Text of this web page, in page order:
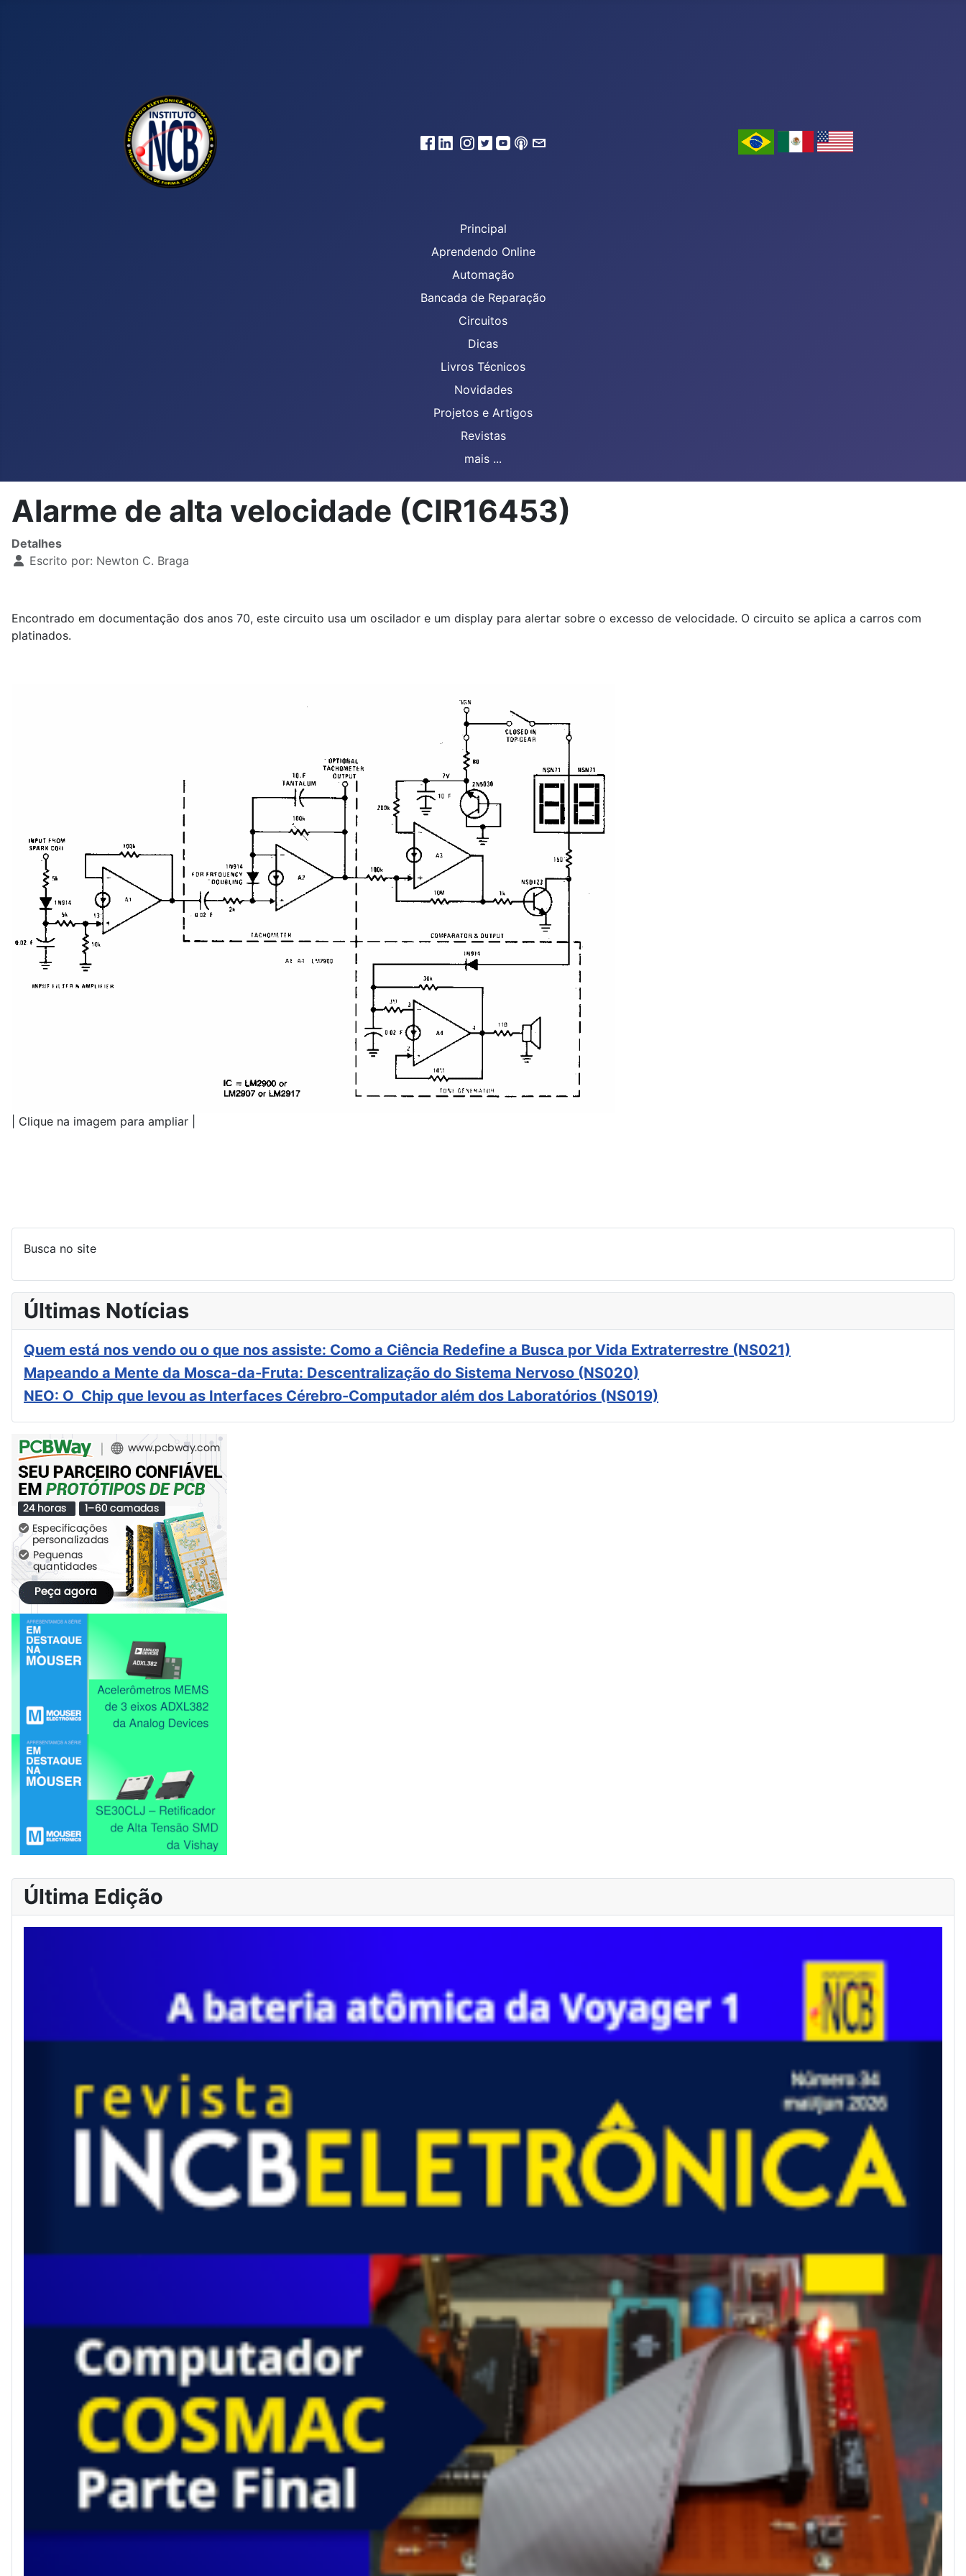
Principal
Aprendendo Online
Automação
Bancada de Reparação
Circuitos
Dicas
Livros Técnicos
Novidades
Projetos e Artigos
Revistas
mais ...
Alarme de alta velocidade (CIR16453)
Detalhes
Escrito por: Newton C. Braga
Encontrado em documentação dos anos 70, este circuito usa um oscilador e um display para alertar sobre o excesso de velocidade. O circuito se aplica a carros com
platinados.
| Clique na imagem para ampliar |
Busca no site
Últimas Notícias
Quem está nos vendo ou o que nos assiste: Como a Ciência Redefine a Busca por Vida Extraterrestre (NS021)
Mapeando a Mente da Mosca-da-Fruta: Descentralização do Sistema Nervoso (NS020)
NEO: O Chip que levou as Interfaces Cérebro-Computador além dos Laboratórios (NS019)
Última Edição